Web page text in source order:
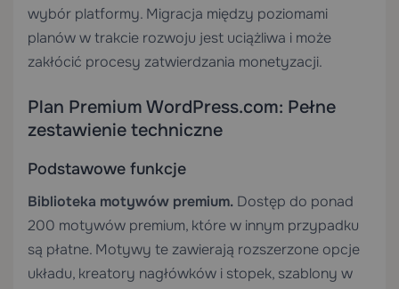
wybór platformy. Migracja między poziomami
planów w trakcie rozwoju jest uciążliwa i może
zakłócić procesy zatwierdzania monetyzacji.
Plan Premium WordPress.com: Pełne
zestawienie techniczne
Podstawowe funkcje
Biblioteka motywów premium. Dostęp do ponad
200 motywów premium, które w innym przypadku
są płatne. Motywy te zawierają rozszerzone opcje
układu, kreatory nagłówków i stopek, szablony w